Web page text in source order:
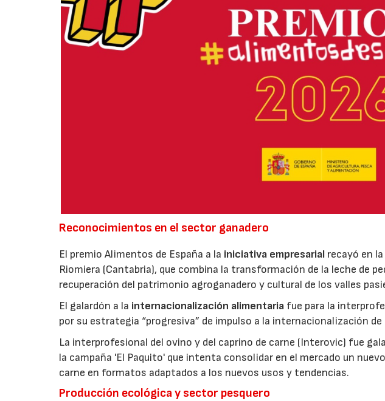
Reconocimientos en el sector ganadero
El premio Alimentos de España a la iniciativa empresarial recayó en
Riomiera (Cantabria), que combina la transformación de la leche de
recuperación del patrimonio agroganadero y cultural de los valles
El galardón a la internacionalización alimentaria fue para la
por su estrategia “progresiva” de impulso a la internacionalización
La interprofesional del ovino y del caprino de carne (Interovic) fue
la campaña 'El Paquito' que intenta consolidar en el mercado un
carne en formatos adaptados a los nuevos usos y tendencias.
Producción ecológica y sector pesquero